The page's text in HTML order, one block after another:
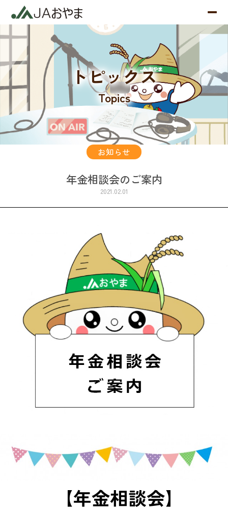
トピックス
Topics
お知らせ
年金相談会のご案内
2021.02.01
【年金相談会】